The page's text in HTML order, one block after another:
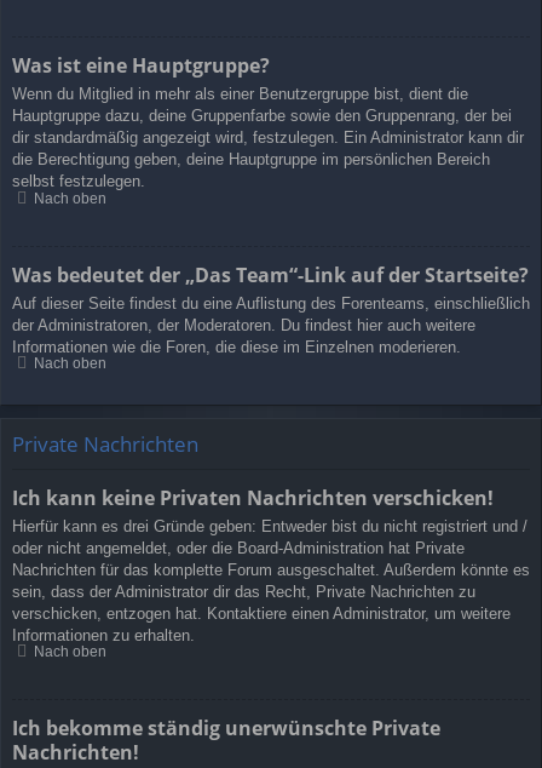
Was ist eine Hauptgruppe?
Wenn du Mitglied in mehr als einer Benutzergruppe bist, dient die
Hauptgruppe dazu, deine Gruppenfarbe sowie den Gruppenrang, der bei
dir standardmäßig angezeigt wird, festzulegen. Ein Administrator kann dir
die Berechtigung geben, deine Hauptgruppe im persönlichen Bereich
selbst festzulegen.
Nach oben
Was bedeutet der „Das Team“-Link auf der Startseite?
Auf dieser Seite findest du eine Auflistung des Forenteams, einschließlich
der Administratoren, der Moderatoren. Du findest hier auch weitere
Informationen wie die Foren, die diese im Einzelnen moderieren.
Nach oben
Private Nachrichten
Ich kann keine Privaten Nachrichten verschicken!
Hierfür kann es drei Gründe geben: Entweder bist du nicht registriert und /
oder nicht angemeldet, oder die Board-Administration hat Private
Nachrichten für das komplette Forum ausgeschaltet. Außerdem könnte es
sein, dass der Administrator dir das Recht, Private Nachrichten zu
verschicken, entzogen hat. Kontaktiere einen Administrator, um weitere
Informationen zu erhalten.
Nach oben
Ich bekomme ständig unerwünschte Private
Nachrichten!